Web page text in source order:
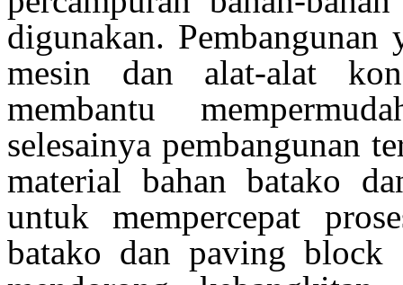
digunakan.
mesin dan alat-alat
membantu
selesainya pembangunan
material bahan batako
untuk mempercepat
batako dan paving block